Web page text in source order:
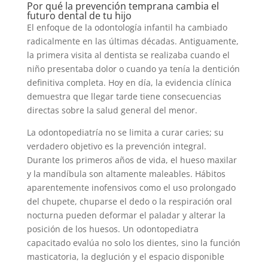
Por qué la prevención temprana cambia el
futuro dental de tu hijo
El enfoque de la odontología infantil ha cambiado
radicalmente en las últimas décadas. Antiguamente,
la primera visita al dentista se realizaba cuando el
niño presentaba dolor o cuando ya tenía la dentición
definitiva completa. Hoy en día, la evidencia clínica
demuestra que llegar tarde tiene consecuencias
directas sobre la salud general del menor.
La odontopediatría no se limita a curar caries; su
verdadero objetivo es la prevención integral.
Durante los primeros años de vida, el hueso maxilar
y la mandíbula son altamente maleables. Hábitos
aparentemente inofensivos como el uso prolongado
del chupete, chuparse el dedo o la respiración oral
nocturna pueden deformar el paladar y alterar la
posición de los huesos. Un odontopediatra
capacitado evalúa no solo los dientes, sino la función
masticatoria, la deglución y el espacio disponible